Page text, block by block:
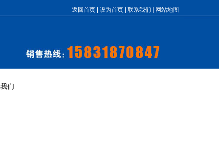
返回首页 设为首页 联系我们 网站地图
们